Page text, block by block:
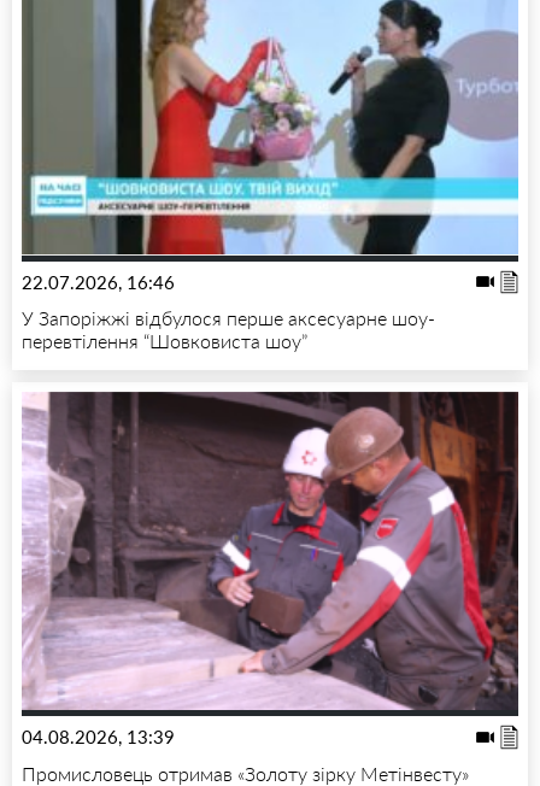
22.07.2026, 16:46
У Запоріжжі відбулося перше аксесуарне шоу-
перевтілення “Шовковиста шоу”
04.08.2026, 13:39
Промисловець отримав «Золоту зірку Метінвесту»